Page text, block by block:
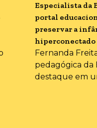
Especialista da
portal
preservar a
hiperconectado
Fernanda
pedagógica da
destaque em